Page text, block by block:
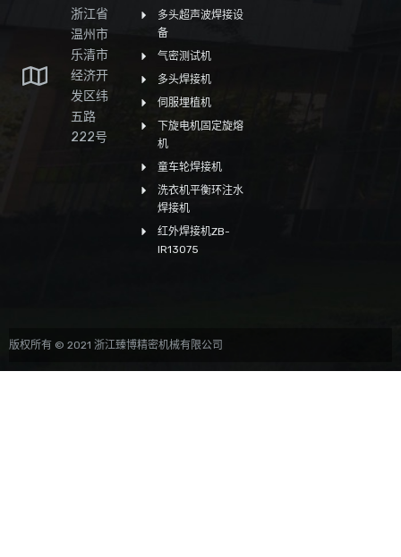
浙江省
温州市
乐清市
经济开
发区纬
五路
222号
多头超声波焊接设
备
气密测试机
多头焊接机
伺服埋植机
下旋电机固定旋熔
机
童车轮焊接机
洗衣机平衡环注水
焊接机
红外焊接机ZB-
IR13075
版权所有 © 2021 浙江臻博精密机械有限公司